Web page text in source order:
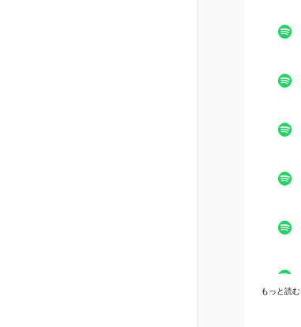
もっと読む